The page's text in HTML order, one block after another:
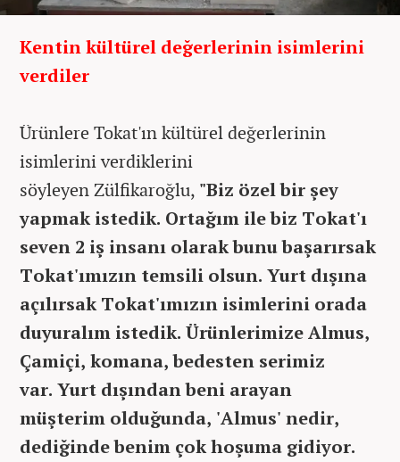
Kentin kültürel değerlerinin isimlerini
verdiler
Ürünlere Tokat'ın kültürel değerlerinin
isimlerini verdiklerini
söyleyen Zülfikaroğlu, "Biz özel bir şey
yapmak istedik. Ortağım ile biz Tokat'ı
seven 2 iş insanı olarak bunu başarırsak
Tokat'ımızın temsili olsun. Yurt dışına
açılırsak Tokat'ımızın isimlerini orada
duyuralım istedik. Ürünlerimize Almus,
Çamiçi, komana, bedesten serimiz
var. Yurt dışından beni arayan
müşterim olduğunda, 'Almus' nedir,
dediğinde benim çok hoşuma gidiyor.